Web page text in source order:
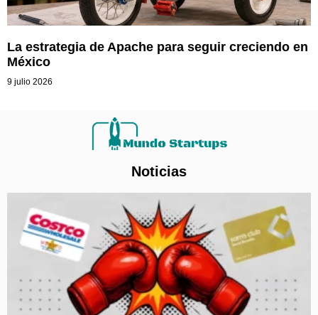
La estrategia de Apache para seguir creciendo en
México
9 julio 2026
Noticias